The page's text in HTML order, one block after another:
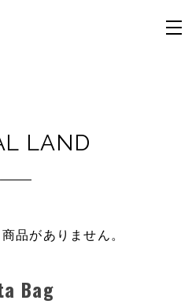
LAND
品がありません。
Bag